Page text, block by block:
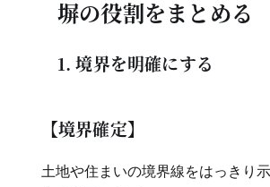
塀の役割をまとめる
1. 境界を明確にする
【境界確定】
土地や住まいの境界線をはっきり